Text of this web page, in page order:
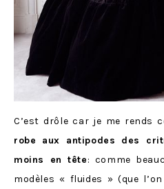
C’est drôle car je me rends
robe aux antipodes des
moins en tête: comme
modèles « fluides » (que